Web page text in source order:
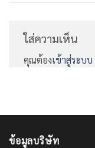
ใส่ความเห็น
คุณต้องเข้าสู่ระบบ
ข้อมูลบริษัท